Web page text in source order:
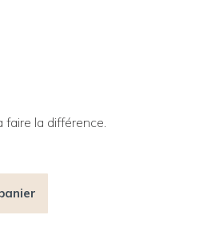
faire la différence.